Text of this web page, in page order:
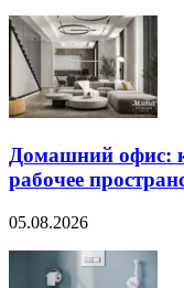
Домашний офис:
рабочее
05.08.2026